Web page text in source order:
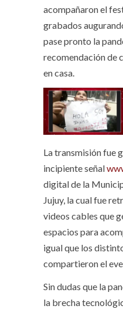
acompañaron el
grabados
pase pronto la
recomendación de
en casa.
La transmisión fue
incipiente señal
digital de la
Jujuy, la cual fue
videos cables que
espacios para
igual que los
compartieron el
Sin dudas que la
la brecha